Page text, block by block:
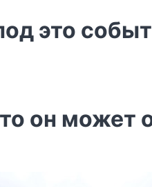
это
он может